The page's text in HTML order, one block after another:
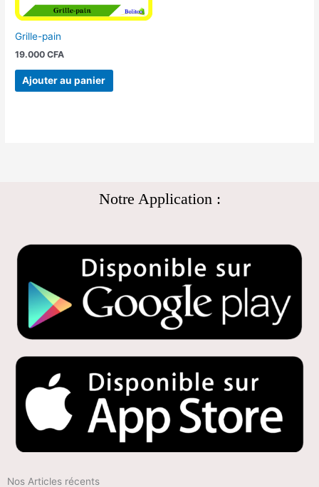
Grille-pain
19.000CFA
Ajouter au panier
Notre Application :
Nos Articles récents